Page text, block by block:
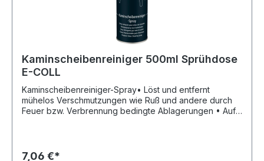
Kaminscheibenreiniger 500ml Sprühdose
E-COLL
Kaminscheibenreiniger-Spray• Löst und entfernt
mühelos Verschmutzungen wie Ruß und andere durch
Feuer bzw. Verbrennung bedingte Ablagerungen • Auf
bersten;H222: Extrem entzündbares AerosolHersteller:
7,06 €*